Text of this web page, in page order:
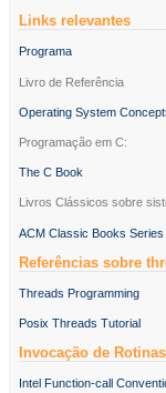
Links relevantes
Programa
Livro de Referência
Operating System
Programação em C:
The C Book
Livros Clássicos sobre
ACM Classic Books Series
Referências sobre
Threads Programming
Posix Threads Tutorial
Invocação de Rotinas
Intel Function-call